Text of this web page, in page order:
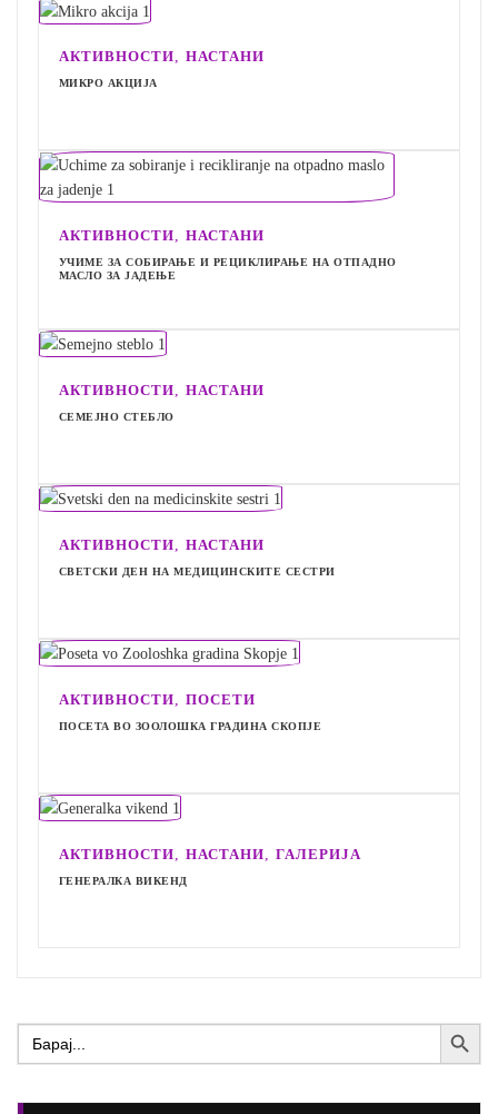
АКТИВНОСТИ, НАСТАНИ
МИКРО АКЦИЈА
АКТИВНОСТИ, НАСТАНИ
УЧИМЕ ЗА СОБИРАЊЕ И РЕЦИКЛИРАЊЕ НА ОТПАДНО
МАСЛО ЗА ЈАДЕЊЕ
АКТИВНОСТИ НАСТАНИ
СЕМЕЈНО СТЕБЛО
АКТИВНОСТИ НАСТАНИ
СВЕТСКИ ДЕН НА МЕДИЦИНСКИТЕ СЕСТРИ
АКТИВНОСТИ ПОСЕТИ
ПОСЕТА ВО ЗООЛОШКА ГРАДИНА СКОПЈЕ
АКТИВНОСТИ НАСТАНИ ГАЛЕРИЈА
ГЕНЕРАЛКА ВИКЕНД
Search
for:
Search Button